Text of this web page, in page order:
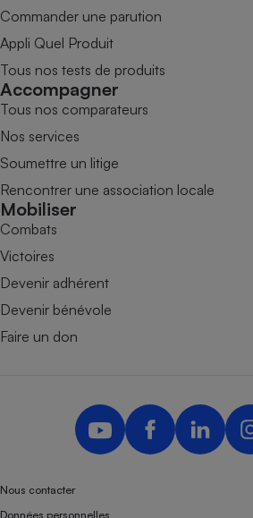
Commander une parution
Appli Quel Produit
Tous nos tests de produits
Accompagner
Tous nos comparateurs
Nos services
Soumettre un litige
Rencontrer une association locale
Mobiliser
Combats
Victoires
Devenir adhérent
Devenir bénévole
Faire un don
Nous contacter
Données personnelles